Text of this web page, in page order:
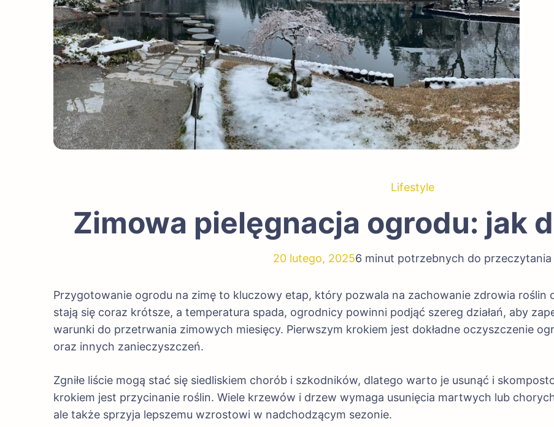
Lifestyle
Zimowa pielęgnacja ogrodu: jak
20 lutego, 20256 minut potrzebnych do przeczytania
Przygotowanie ogrodu na zimę to kluczowy etap, który pozwala na zachowanie zdrowia roślin
stają się coraz krótsze, a temperatura spada, ogrodnicy powinni podjąć szereg działań, aby
warunki do przetrwania zimowych miesięcy. Pierwszym krokiem jest dokładne oczyszczenie
oraz innych zanieczyszczeń.
Zgniłe liście mogą stać się siedliskiem chorób i szkodników, dlatego warto je usunąć i
krokiem jest przycinanie roślin. Wiele krzewów i drzew wymaga usunięcia martwych lub
ale także sprzyja lepszemu wzrostowi w nadchodzącym sezonie.